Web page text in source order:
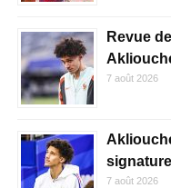
Revue
7 août 2026
7 août 2026